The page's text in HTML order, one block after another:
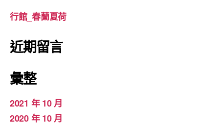
行館_春蘭夏荷
近期留言
彙整
2021 年 10 月
2020 年 10 月